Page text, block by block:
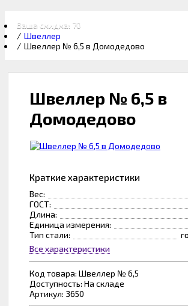
Швеллер
Швеллер № 6,5 в Домодедово
Швеллер № 6,5 в
Домодедово
Ваша скидка: 70 ₽
Краткие характеристики
Вес:
ГОСТ:
Длина:
Единица измерения:
Тип стали:
Все характеристики
Код товара: Швеллер № 6,5
Доступность: На складе
Артикул: 3650